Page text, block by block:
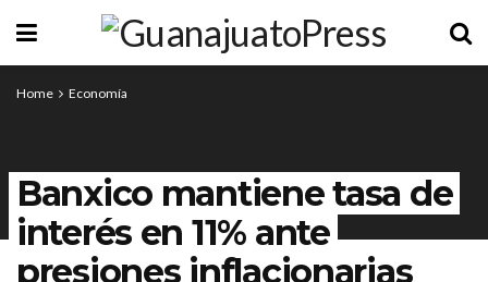
Home Economía
Banxico mantiene tasa de
interés en 11% ante
presiones inflacionarias